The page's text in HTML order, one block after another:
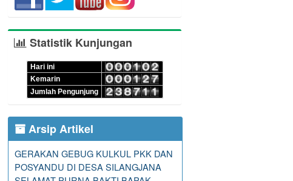
Statistik Kunjungan
Hari ini
Kemarin
Jumlah Pengunjung
Arsip Artikel
GERAKAN GEBUG KULKUL PKK DAN
POSYANDU DI DESA SILANGJANA